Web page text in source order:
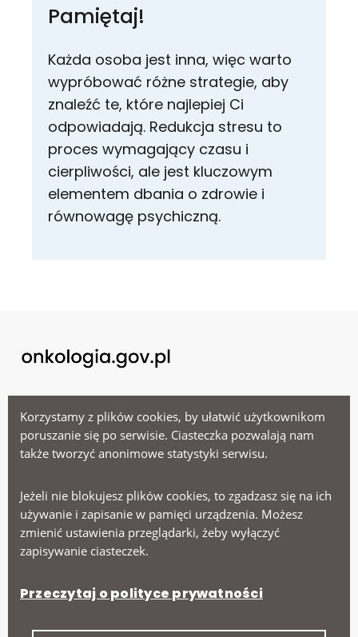
Korzystamy z plików cookies, by ułatwić użytkownikom
poruszanie się po serwisie. Ciasteczka pozwalają nam
także tworzyć anonimowe statystyki serwisu.
Jeżeli nie blokujesz plików cookies, to zgadzasz się na ich
używanie i zapisanie w pamięci urządzenia. Możesz
zmienić ustawienia przeglądarki, żeby wyłączyć
zapisywanie ciasteczek.
Przeczytaj o polityce prywatności
Pamiętaj!
Każda osoba jest inna, więc warto
wypróbować różne strategie, aby
znaleźć te, które najlepiej Ci
odpowiadają. Redukcja stresu to
proces wymagający czasu i
cierpliwości, ale jest kluczowym
elementem dbania o zdrowie i
równowagę psychiczną.
Menu
Ministerstwo Zdrowia
Narodowy Instytut Onkologii